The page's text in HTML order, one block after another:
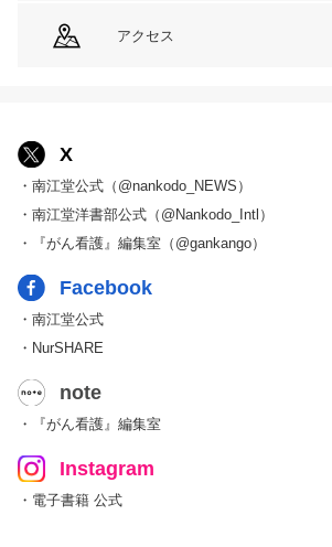
アクセス
X
・南江堂公式（@nankodo_NEWS）
・南江堂洋書部公式（@Nankodo_Intl）
・『がん看護』編集室（@gankango）
Facebook
・南江堂公式
・NurSHARE
note
・『がん看護』編集室
Instagram
・電子書籍 公式